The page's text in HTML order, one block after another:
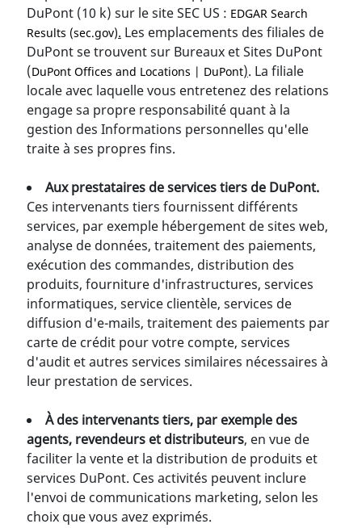
DuPont (10 k) sur le site SEC US : EDGAR Search
Results (sec.gov). Les emplacements des filiales de
DuPont se trouvent sur Bureaux et Sites DuPont
(DuPont Offices and Locations | DuPont). La filiale
locale avec laquelle vous entretenez des relations
engage sa propre responsabilité quant à la
gestion des Informations personnelles qu'elle
traite à ses propres fins.
Aux prestataires de services tiers de DuPont.
Ces intervenants tiers fournissent différents
services, par exemple hébergement de sites web,
analyse de données, traitement des paiements,
exécution des commandes, distribution des
produits, fourniture d'infrastructures, services
informatiques, service clientèle, services de
diffusion d'e-mails, traitement des paiements par
carte de crédit pour votre compte, services
d'audit et autres services similaires nécessaires à
leur prestation de services.
À des intervenants tiers, par exemple des
agents, revendeurs et distributeurs, en vue de
faciliter la vente et la distribution de produits et
services DuPont. Ces activités peuvent inclure
l'envoi de communications marketing, selon les
choix que vous avez exprimés.